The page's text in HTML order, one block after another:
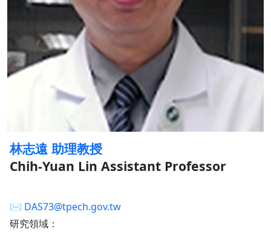
林志遠 助理教授
Chih-Yuan Lin Assistant Professor
✉︎ DAS73@tpech.gov.tw
研究領域：